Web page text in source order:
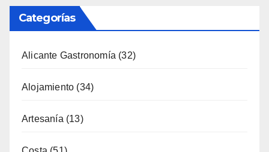
Alicante Gastronomía(32)
Artesanía (13)